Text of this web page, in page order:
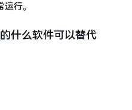
行。
什么软件可以替代